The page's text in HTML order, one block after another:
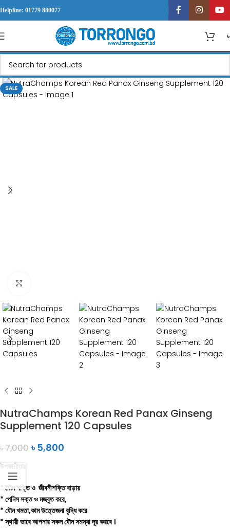
Helpline: 01779 880077
SALE
NutraChamps Korean Red Panax Ginseng
Supplement 120 Capsules
৳7,000 ৳5,800
উপকারিতাঃ
* যৌন শক্তি ও জীবনীশক্তি বাড়ায়
* পেনিস সক্ত ও মজবুত করে,
* যৌন খমতা,কাম উত্তেজনা বৃদ্ধি করে
* স্থায়ী ভাবে আপনার সকল যৌন সমস্যা দূর করবে ।